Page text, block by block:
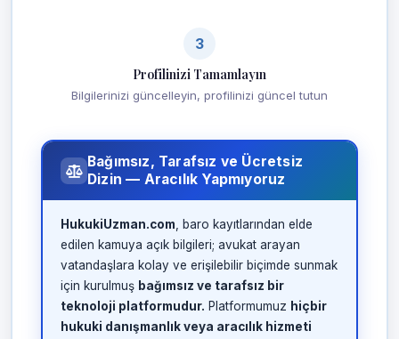
3
Profilinizi Tamamlayın
Bilgilerinizi güncelleyin, profilinizi güncel tutun
Bağımsız, Tarafsız ve Ücretsiz
Dizin — Aracılık Yapmıyoruz
HukukiUzman.com , baro kayıtlarından elde
edilen kamuya açık bilgileri; avukat arayan
vatandaşlara kolay ve erişilebilir biçimde sunmak
için kurulmuş bağımsız ve tarafsız bir
teknoloji platformudur. Platformumuz hiçbir
hukuki danışmanlık veya aracılık hizmeti